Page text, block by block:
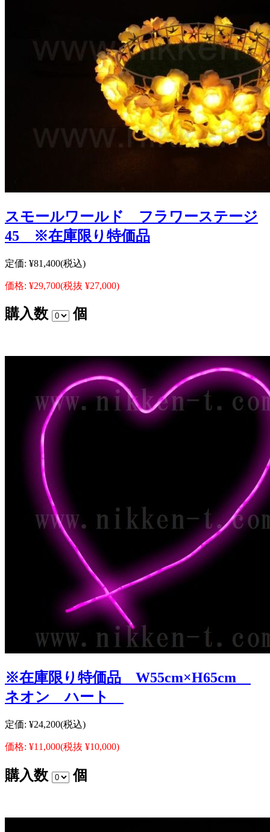
スモールワールド フラワーステージ
45 ※在庫限り特価品
定価: ¥81,400(税込)
価格: ¥29,700(税抜 ¥27,000)
購入数 個
※在庫限り特価品 W55cm×H65cm
ネオン ハート
定価: ¥24,200(税込)
価格: ¥11,000(税抜 ¥10,000)
購入数 個